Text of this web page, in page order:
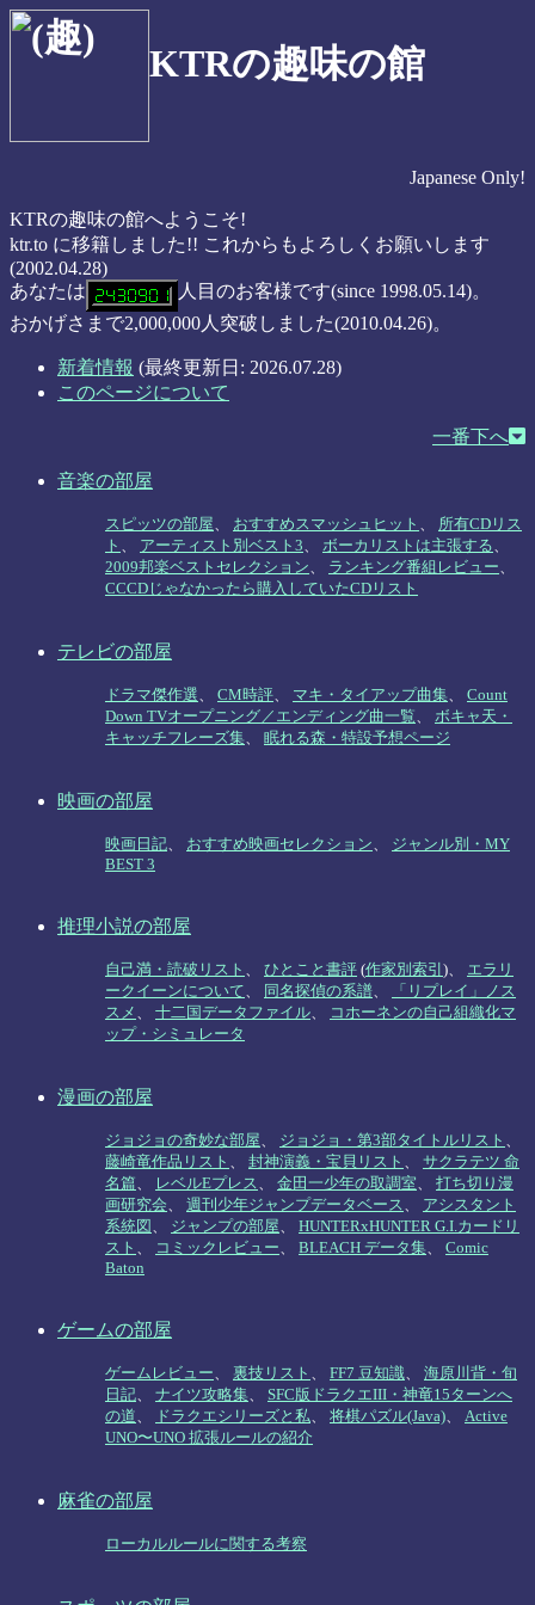
KTRの趣味の館
Japanese Only!
KTRの趣味の館へようこそ!
ktr.to に移籍しました!! これからもよろしくお願いします
(2002.04.28)
あなたは
人目のお客様です(since 1998.05.14)。
おかげさまで2,000,000人突破しました(2010.04.26)。
新着情報 (最終更新日: 2026.07.28)
このページについて
一番下へ
音楽の部屋
スピッツの部屋、 おすすめスマッシュヒット 、 所有CDリス
ト 、 アーティスト別ベスト3、 ボーカリストは主張する、
2009邦楽ベストセレクション、 ランキング番組レビュー、
CCCDじゃなかったら購入していたCDリスト
テレビの部屋
ドラマ傑作選、 CM時評、 マキ・タイアップ曲集、 Count
Down TVオープニング／エンディング曲一覧、 ボキャ天・
キャッチフレーズ集、 眠れる森・特設予想ページ
映画の部屋
映画日記、 おすすめ映画セレクション、 ジャンル別・MY
BEST 3
推理小説の部屋
自己満・読破リスト 、 ひとこと書評 (作家別索引 )、 エラリ
ークイーンについて、 同名探偵の系譜、
「リプレイ」ノス
スメ 、 十二国データファイル、
コホーネンの自己組織化マ
ップ・シミュレータ
漫画の部屋
ジョジョの奇妙な部屋、 ジョジョ・第3部タイトルリスト 、
藤崎竜作品リスト 、 封神演義・宝貝リスト 、 サクラテツ 命
名篇、 レベルEプレス、 金田一少年の取調室、 打ち切り漫
画研究会、 週刊少年ジャンプデータベース、 アシスタント
系統図 、 ジャンプの部屋、 HUNTERxHUNTER G.I.カードリ
スト 、 コミックレビュー、 BLEACH データ集、 Comic
Baton
ゲームの部屋
ゲームレビュー、 裏技リスト 、 FF7 豆知識、 海原川背・旬
日記、 ナイツ攻略集、 SFC版ドラクエIII・神竜15ターンへ
の道、 ドラクエシリーズと私、 将棋パズル(Java)、 Active
UNO〜UNO 拡張ルールの紹介
麻雀の部屋
ローカルルールに関する考察